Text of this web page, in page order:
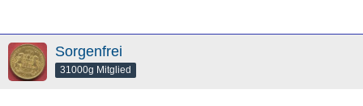
Sorgenfrei
31000g Mitglied